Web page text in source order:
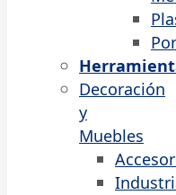
Decoración
y
Muebles